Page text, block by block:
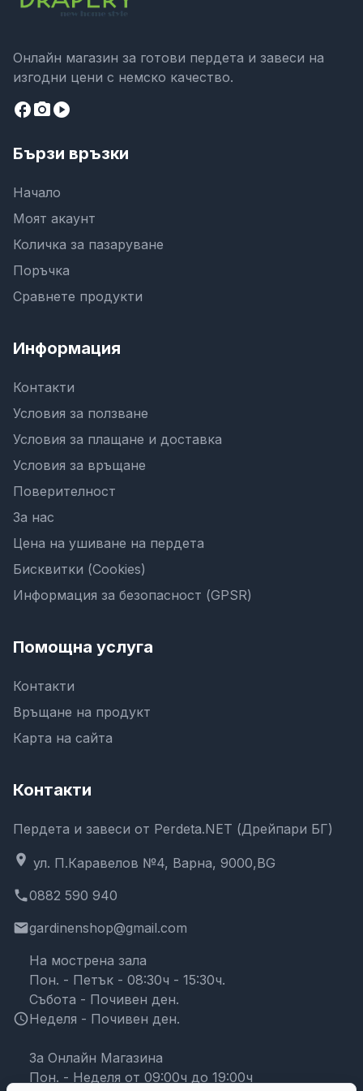
Онлайн магазин за готови пердета и завеси на
изгодни цени с немско качество.
facebookcamera_altplay_circle
Бързи връзки
Начало
Моят акаунт
Количка за пазаруване
Поръчка
Сравнете продукти
Информация
Контакти
Условия за ползване
Условия за плащане и доставка
Условия за връщане
Поверителност
За нас
Цена на ушиване на пердета
Бисквитки (Cookies)
Информация за безопасност (GPSR)
Помощна услуга
Контакти
Връщане на продукт
Карта на сайта
Контакти
Пердета и завеси от Perdeta.NET (Дрейпари БГ)
location_on ул. П.Каравелов №4, Варна, 9000,BG
phone0882 590 940
emailgardinenshop@gmail.com
schedule
На мострена зала
Пон. - Петък - 08:30ч - 15:30ч.
Събота - Почивен ден.
Неделя - Почивен ден.
За Онлайн Магазина
Пон. - Неделя от 09:00ч до 19:00ч